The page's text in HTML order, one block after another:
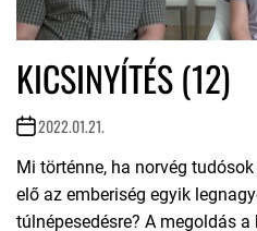
KICSINYÍTÉS (12)
2022.01.21.
Mi történne, ha norvég
elő az emberiség egyik
túlnépesedésre? A megoldás